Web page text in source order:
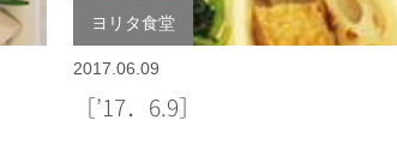
ヨリタ食堂
2017.06.09
［’17．6.9］